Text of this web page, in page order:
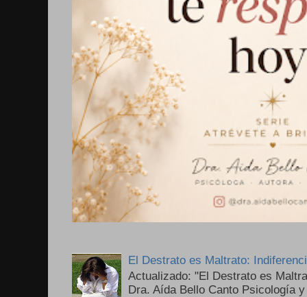
El Destrato es Maltrato:
Actualizado: "El Destrato es
Dra. Aída Bello Canto Psicología